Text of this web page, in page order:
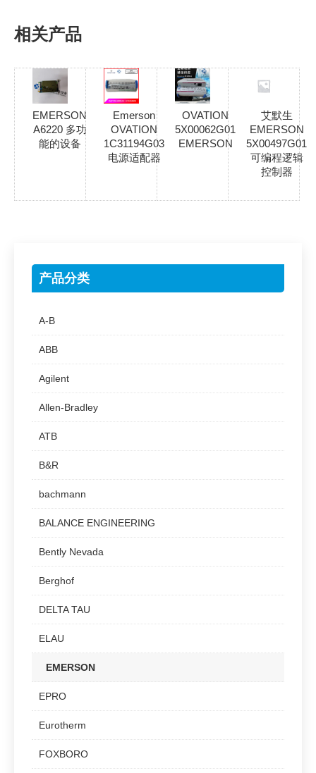
相关产品
EMERSON
A6220 多功
能的设备
Emerson
OVATION
1C31194G03
电源适配器
OVATION
5X00062G01
EMERSON
艾默生
EMERSON
5X00497G01
可编程逻辑
控制器
产品分类
A-B
ABB
Agilent
Allen-Bradley
ATB
B&R
bachmann
BALANCE ENGINEERING
Bently Nevada
Berghof
DELTA TAU
ELAU
EMERSON
EPRO
Eurotherm
FOXBORO